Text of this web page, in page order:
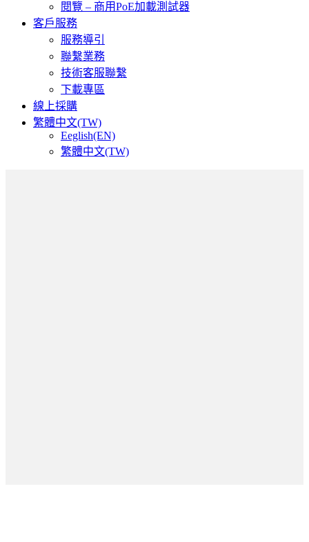
閱覽 – 商用PoE加載測試器
客戶服務
服務導引
聯繫業務
技術客服聯繫
下載專區
線上採購
繁體中文(TW)
Eeglish(EN)
繁體中文(TW)